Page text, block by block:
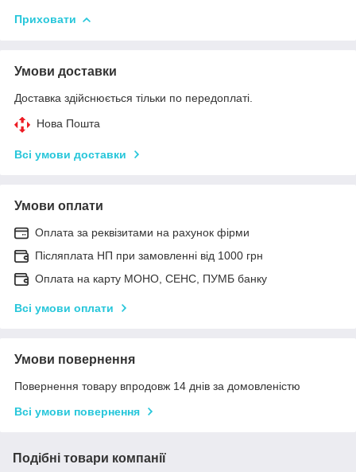
Приховати
Умови доставки
Доставка здійснюється тільки по передоплаті.
Нова Пошта
Всі умови доставки
Умови оплати
Оплата за реквізитами на рахунок фірми
Післяплата НП при замовленні від 1000 грн
Оплата на карту МОНО, СЕНС, ПУМБ банку
Всі умови оплати
Умови повернення
Повернення товару впродовж 14 днів за домовленістю
Всі умови повернення
Подібні товари компанії